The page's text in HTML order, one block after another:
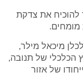
להוכיח את צדקת
מומחים.
מיכאל מילר,
הכלכלי של תנובה,
של אזור